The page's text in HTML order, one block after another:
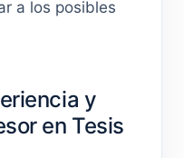
a los posibles
y
en Tesis